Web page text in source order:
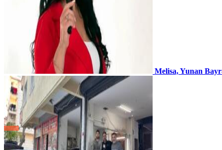
Melisa, Yunan